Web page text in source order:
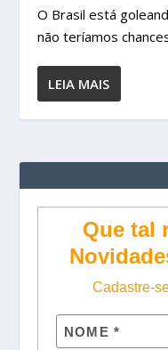
O Brasil está
não teríamos
LEIA MAIS
Que tal
Cadastre-